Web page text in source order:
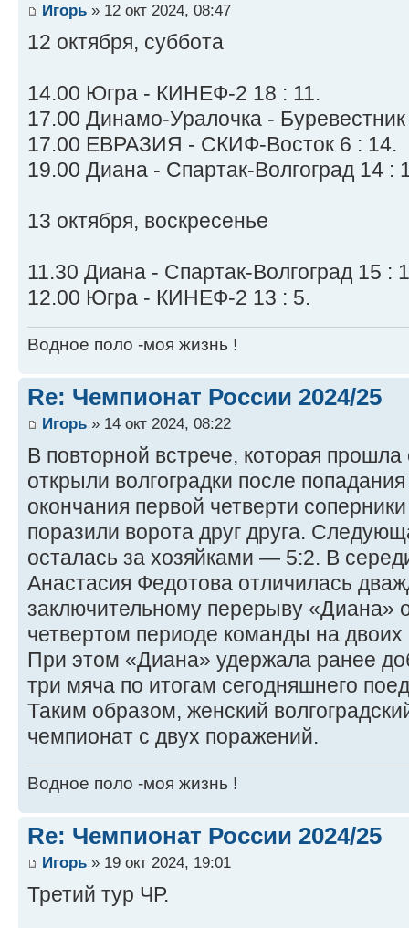
Игорь » 12 окт 2024, 08:47
12 октября, суббота
14.00 Югра - КИНЕФ-2 18 : 11.
17.00 Динамо-Уралочка - Буревестник
17.00 ЕВРАЗИЯ - СКИФ-Восток 6 : 14.
19.00 Диана - Спартак-Волгоград 14 :
13 октября, воскресенье
11.30 Диана - Спартак-Волгоград 15 :
12.00 Югра - КИНЕФ-2 13 : 5.
Водное поло -моя жизнь !
Re: Чемпионат России 2024/25
Игорь » 14 окт 2024, 08:22
В повторной встрече, которая прошла
открыли волгоградки после
окончания первой четверти
поразили ворота друг друга.
осталась за хозяйками — 5:2. В
Анастасия Федотова отличилась
заключительному перерыву «Диана»
четвертом периоде команды на
При этом «Диана» удержала ранее
три мяча по итогам сегодняшнего
Таким образом, женский
чемпионат с двух поражений.
Водное поло -моя жизнь !
Re: Чемпионат России 2024/25
Игорь » 19 окт 2024, 19:01
Третий тур ЧР.